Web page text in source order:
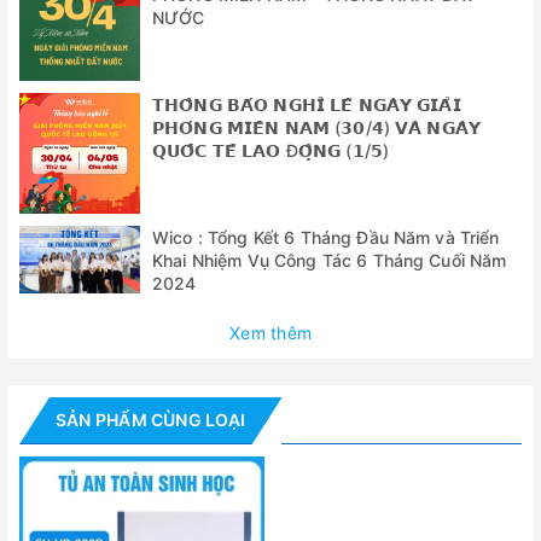
- Điều khiển tốc độ động cơ quạt có thể điều chỉnh (10
mức)
- Đèn UV tự động tắt khi mở cửa
- Nút dừng khẩn cấp để đảm bảo an toàn
- Đảm bảo an toàn với sự phù hợp của C.E
Thông số kỹ thuật
Kích thước
buồng thao tác
(WxDxH)
1340x600x750mm
Kích thước tổng
1500x825x1900mm
NƯỚC
𝗧𝗛𝗢̂𝗡𝗚 𝗕𝗔́𝗢 𝗡𝗚𝗛𝗜̉ 𝗟𝗘̂̃ 𝗡𝗚𝗔̀𝗬 𝗚𝗜𝗔̉𝗜
𝗣𝗛𝗢́𝗡𝗚 𝗠𝗜𝗘̂̀𝗡 𝗡𝗔𝗠 (𝟯𝟬/𝟰) 𝗩𝗔̀ 𝗡𝗚𝗔̀𝗬
𝗤𝗨𝗢̂́𝗖 𝗧𝗘̂́ 𝗟𝗔𝗢 Đ𝗢̣̂𝗡𝗚 (𝟭/𝟱)
Wico : Tổng Kết 6 Tháng Đầu Năm và Triển
Khai Nhiệm Vụ Công Tác 6 Tháng Cuối Năm
2024
Xem thêm
SẢN PHẨM CÙNG LOẠI